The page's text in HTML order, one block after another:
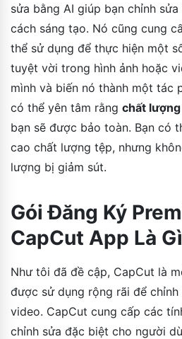
sửa bằng AI giúp bạn chỉnh
cách sáng tạo. Nó cũng cung
thể sử dụng để thực hiện một
tuyệt vời trong hình ảnh hoặc
mình và biến nó thành một tác
có thể yên tâm rằng chất
bạn sẽ được bảo toàn. Bạn có
cao chất lượng tệp, nhưng
lượng bị giảm sút.
Gói Đăng Ký
CapCut App Là
Như tôi đã đề cập, CapCut là
được sử dụng rộng rãi để chỉnh
video. CapCut cung cấp các
chỉnh sửa đặc biệt cho người